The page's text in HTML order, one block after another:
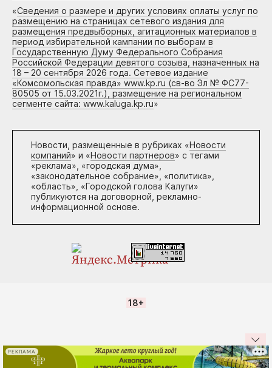
«Сведения о размере и других условиях оплаты услуг по
размещению на страницах сетевого издания для
размещения предвыборных, агитационных материалов в
период избирательной кампании по выборам в
Государственную Думу Федерального Собрания
Российской Федерации девятого созыва, назначенных на
18 – 20 сентября 2026 года. Сетевое издание
«Комсомольская правда» www.kp.ru (св-во Эл № ФС77-
80505 от 15.03.2021г.), размещение на региональном
сегменте сайта: www.kaluga.kp.ru»
Новости, размещенные в рубриках «Новости
компаний» и «Новости партнеров» с тегами
«реклама», «городская дума»,
«законодательное собрание», «политика»,
«область», «Городской голова Калуги»
публикуются на договорной, рекламно-
информационной основе.
18+
РЕКЛАМА